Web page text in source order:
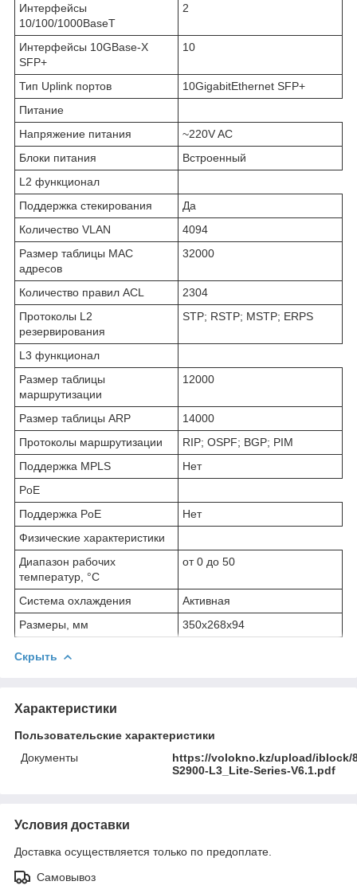
Интерфейсы
10/100/1000BaseT
2
Интерфейсы 10GBase-X
SFP+
10
Тип Uplink портов
10GigabitEthernet SFP+
Питание
Напряжение питания
~220V AC
Блоки питания
Встроенный
L2 функционал
Поддержка стекирования
Да
Количество VLAN
4094
Размер таблицы MAC
адресов
32000
Количество правил ACL
2304
Протоколы L2
резервирования
STP; RSTP; MSTP; ERPS
L3 функционал
Размер таблицы
маршрутизации
12000
Размер таблицы ARP
14000
Протоколы маршрутизации
RIP; OSPF; BGP; PIM
Поддержка MPLS
Нет
PoE
Поддержка PoE
Нет
Физические характеристики
Диапазон рабочих
температур, °C
от 0 до 50
Система охлаждения
Активная
Размеры, мм
350x268x94
Скрыть
Характеристики
Пользовательские характеристики
Документы
https://volokno.kz/upload/iblock/
S2900-L3_Lite-Series-V6.1.pdf
Условия доставки
Доставка осуществляется только по предоплате.
Самовывоз